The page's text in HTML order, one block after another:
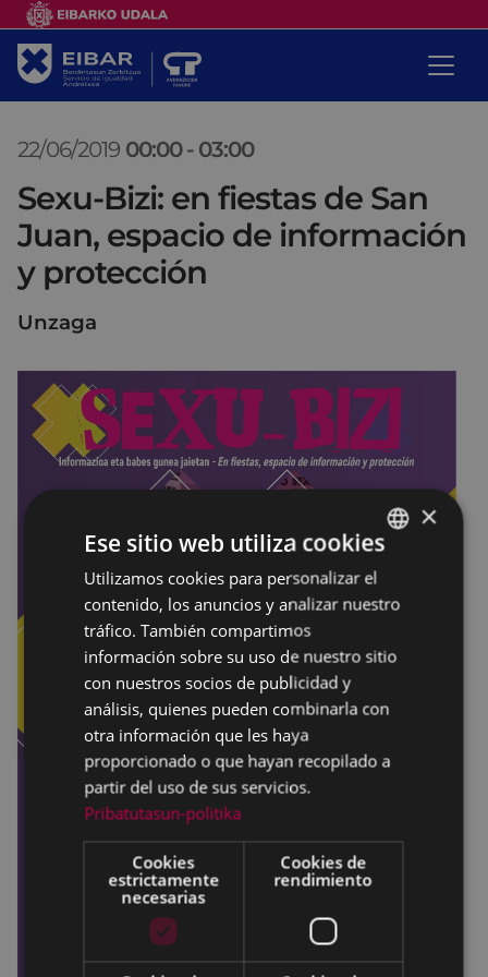
22/06/2019 00:00 - 03:00
Sexu-Bizi: en fiestas de San
Juan, espacio de información
y protección
Unzaga
BASQUE
SPANISH
×
Ese sitio web utiliza cookies
Utilizamos cookies para personalizar el
contenido, los anuncios y analizar nuestro
tráfico. También compartimos
información sobre su uso de nuestro sitio
con nuestros socios de publicidad y
análisis, quienes pueden combinarla con
otra información que les haya
proporcionado o que hayan recopilado a
partir del uso de sus servicios.
Pribatutasun-politika
Cookies
estrictamente
necesarias
Cookies de
rendimiento